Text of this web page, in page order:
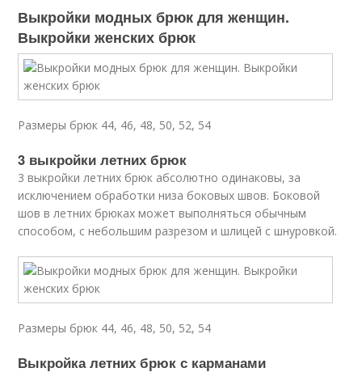
Выкройки модных брюк для женщин.
Выкройки женских брюк
Размеры брюк 44, 46, 48, 50, 52, 54
3 выкройки летних брюк
3 выкройки летних брюк абсолютно одинаковы, за
исключением обработки низа боковых швов. Боковой
шов в летних брюках может выполняться обычным
способом, с небольшим разрезом и шлицей с шнуровкой.
Размеры брюк 44, 46, 48, 50, 52, 54
Выкройка летних брюк с карманами